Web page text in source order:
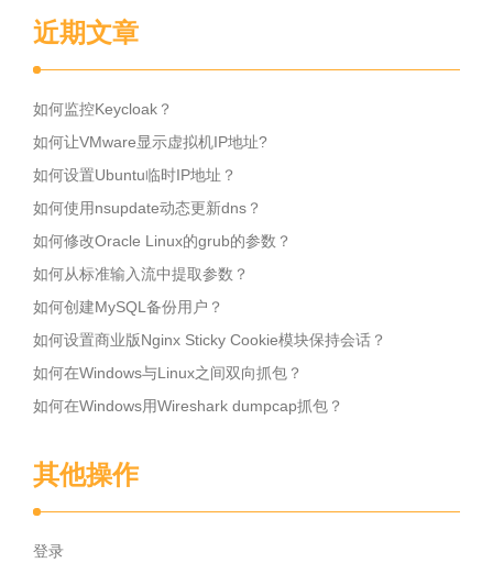
近期文章
如何监控Keycloak？
如何让VMware显示虚拟机IP地址?
如何设置Ubuntu临时IP地址？
如何使用nsupdate动态更新dns？
如何修改Oracle Linux的grub的参数？
如何从标准输入流中提取参数？
如何创建MySQL备份用户？
如何设置商业版Nginx Sticky Cookie模块保持会话？
如何在Windows与Linux之间双向抓包？
如何在Windows用Wireshark dumpcap抓包？
其他操作
登录